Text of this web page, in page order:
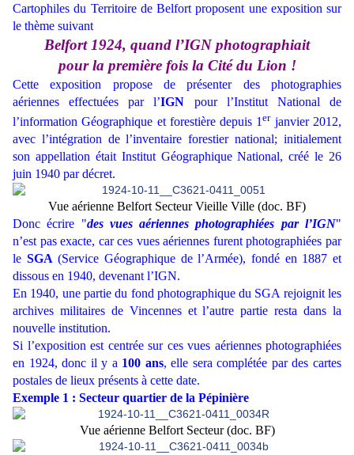
Cartophiles du Territoire de Belfort proposent une exposition sur
le thème suivant
Belfort 1924, quand l’IGN photographiait
pour la première fois la Cité du Lion !
Cette exposition propose de présenter des photographies
aériennes effectuées par l’IGN pour l’Institut National de
l’information Géographique et forestière depuis 1erjanvier 2012,
avec l’intégration de l’inventaire forestier national; initialement
son appellation était Institut Géographique National, créé le 26
juin 1940 par décret.
Vue aérienne Belfort Secteur Vieille Ville (doc. BF)
Donc écrire "des vues aériennes photographiées par l’IGN"
n’est pas exacte, car ces vues aériennes furent photographiées par
le SGA (Service Géographique de l’Armée), fondé en 1887 et
dissous en 1940, devenant l’IGN.
En 1940, une partie du fond photographique du SGA rejoignit les
archives militaires de Vincennes et l’autre partie resta dans la
nouvelle institution.
Si l’exposition est centrée sur ces vues aériennes photographiées
en 1924, donc il y a 100 ans, elle sera complétée par des cartes
postales de lieux présents à cette date.
Exemple 1 : Secteur quartier de la Pépinière
Vue aérienne Belfort Secteur (doc. BF)